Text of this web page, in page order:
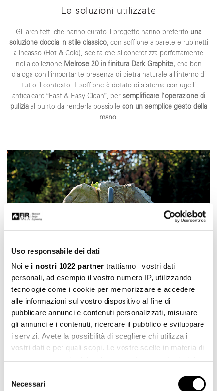
Uso responsabile dei dati
Noi e i nostri 1022 partner trattiamo i vostri dati
personali, ad esempio il vostro numero IP, utilizzando
tecnologie come i cookie per memorizzare e accedere
alle informazioni sul vostro dispositivo al fine di
pubblicare annunci e contenuti personalizzati, misurare
gli annunci e i contenuti, ricercare il pubblico e sviluppare
i servizi. Avete la possibilità di scegliere chi utilizza i
vostri dati e per quali scopi. Le vostre scelte in materia di
modificare o revocare il proprio consenso in qualsiasi
delNecessari
Le soluzioni utilizzate
Gli architetti che hanno curato il progetto hanno preferito una
soluzione doccia in stile classico, con soffione a parete e rubinetti
a incasso (Hot & Cold), scelta che si concretizza perfettamente
nella collezione Melrose 20 in finitura Dark Graphite, che ben
dialoga con l’importante presenza di pietra naturale all’interno di
tutto il contesto. Il soffione è dotato di sistema con ugelli
anticalcare “Fast & Easy Clean”, per semplificare l’operazione di
puliziaal punto da renderla possibile con un semplice gesto della
mano.